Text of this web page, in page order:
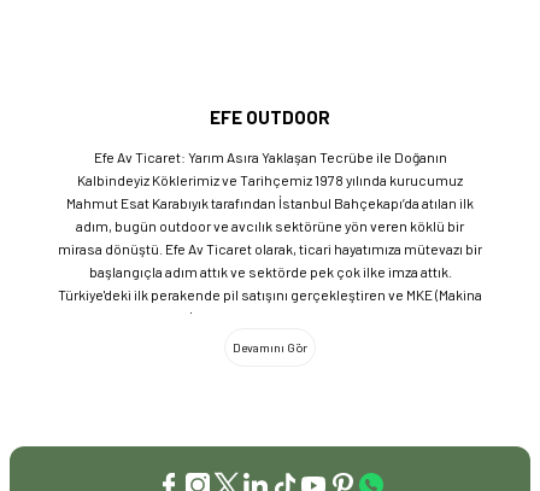
EFE OUTDOOR
Efe Av Ticaret: Yarım Asıra Yaklaşan Tecrübe ile Doğanın
Kalbindeyiz Köklerimiz ve Tarihçemiz 1978 yılında kurucumuz
Mahmut Esat Karabıyık tarafından İstanbul Bahçekapı’da atılan ilk
adım, bugün outdoor ve avcılık sektörüne yön veren köklü bir
mirasa dönüştü. Efe Av Ticaret olarak, ticari hayatımıza mütevazı bir
başlangıçla adım attık ve sektörde pek çok ilke imza attık.
Türkiye'deki ilk perakende pil satışını gerçekleştiren ve MKE (Makina
ve Kimya Endüstrisi) üretimi ürünleri satan ilk bayilerden biri olma
gururunu taşıyoruz. 1981 yılında Eminönü’nde açtığımız ve mülkiyeti
kurarak tüm Türkiye'ye hizmet vermeye başladık. 2016: Kadıköy